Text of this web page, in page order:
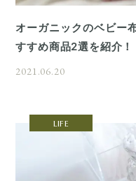
オーガニックのベビー
すすめ商品2選を紹介！
2021.06.20
LIFE